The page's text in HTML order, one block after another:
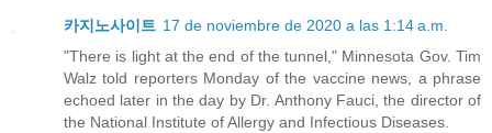
카지노사이트 17 de noviembre de 2020 a las 1:14 a.m.
"There is light at the end of the tunnel," Minnesota Gov. Tim
Walz told reporters Monday of the vaccine news, a phrase
echoed later in the day by Dr. Anthony Fauci, the director of
the National Institute of Allergy and Infectious Diseases.